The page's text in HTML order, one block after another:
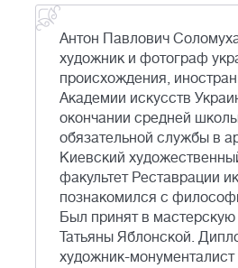
Антон Павлович
художник и фотограф
происхождения,
Академии искусств
окончании средней
обязательной службы в
Киевский
факультет Реставрации
познакомился с
Был принят в
Татьяны Яблонской.
художник-монументалист